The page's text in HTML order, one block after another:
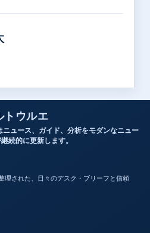
トウルエ
ュース、ガイド、分析をモダンなニュー
続的に更新します。
理された、日々のデスク・ブリーフと信頼